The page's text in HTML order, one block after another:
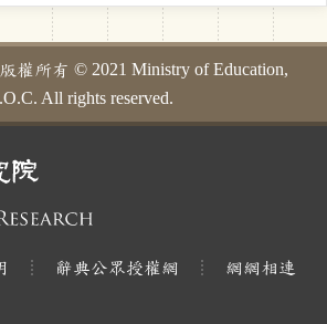
權所有 © 2021 Ministry of Education,
All rights reserved.
辭典公眾授權網
網網相連